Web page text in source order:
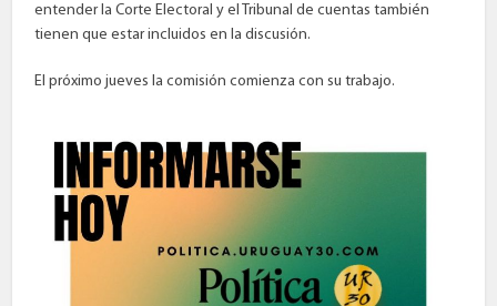
entender la Corte Electoral y el Tribunal de cuentas también
tienen que estar incluidos en la discusión.
El próximo jueves la comisión comienza con su trabajo.